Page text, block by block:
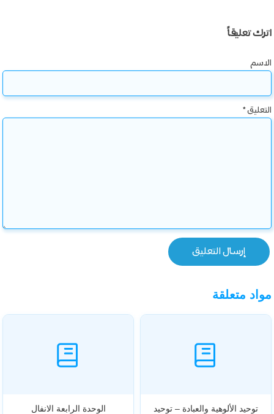
اترك تعليقاً
الاسم
التعليق*
مواد متعلقة
توحيد الألوهية والعبادة – توحيد
الوحدة الرابعة الانفال